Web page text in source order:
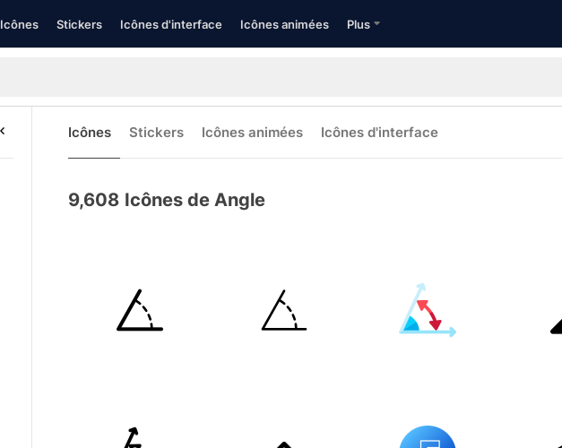
Icônes Stickers Icônes d'interface Icônes animées Plus
Icônes Stickers Icônes animées Icônes d'interface
9,608 Icônes de Angle